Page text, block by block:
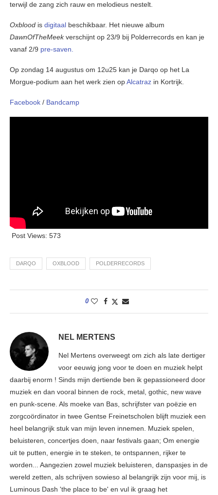
terwijl de zang zich rauw en melodieus nestelt.
Oxblood is digitaal beschikbaar. Het nieuwe album
DawnOfTheMeekverschijnt op 23/9 bij Polderrecords en kan je
vanaf 2/9 pre-saven.
Op zondag 14 augustus om 12u25 kan je Darqo op het La
Morgue-podium aan het werk zien opAlcatraz in Kortrijk.
Facebook / Bandcamp
Post Views: 573
DARQO OXBLOOD POLDERRECORDS
0
NEL MERTENS
Nel Mertens overweegt om zich als late dertiger
voor eeuwig jong voor te doen en muziek helpt
daarbij enorm ! Sinds mijn dertiende ben ik gepassioneerd door
muziek en dan vooral binnen de rock, metal, gothic, new wave
en punk-scene. Als moeke van Bas, schrijfster van poëzie en
zorgcoördinator in twee Gentse Freinetscholen blijft muziek een
heel belangrijk stuk van mijn leven innemen. Muziek spelen,
beluisteren, concertjes doen, naar festivals gaan; Om energie
uit te putten, energie in te steken, te ontspannen, rijker te
worden... Aangezien zowel muziek beluisteren, danspasjes in de
wereld zetten, als schrijven sowieso al belangrijk zijn voor mij, is
Luminous Dash 'the place to be' en vul ik graag het